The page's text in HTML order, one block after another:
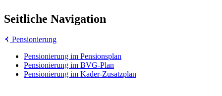
Seitliche Navigation
Pensionierung
Pensionierung im Pensionsplan
Pensionierung im BVG-Plan
Pensionierung im Kader-Zusatzplan